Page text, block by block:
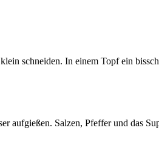
schneiden. In einem Topf ein
aufgießen. Salzen, Pfeffer und das